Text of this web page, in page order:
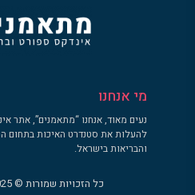
מי אנחנו
נעים מאוד, אנחנו “מתאמנים”, אתר
להעלות את סטנדרט האיכות בתחום
והבריאות בישראל.
כל הזכויות שמורות © 2025 אתר מתאמנים